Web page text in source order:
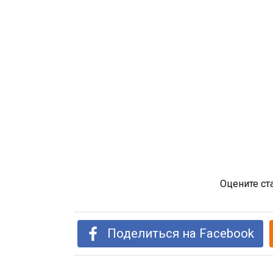
Оцените
Поделиться на Facebook